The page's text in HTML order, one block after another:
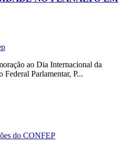
ao Dia Internacional da
Parlamentar, P...
do CONFEP